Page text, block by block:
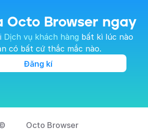
Octo Browser ngay
Dịch vụ khách hàng bất kì lúc nào
có bất cứ thắc mắc nào.
Đăng kí
Octo Browser